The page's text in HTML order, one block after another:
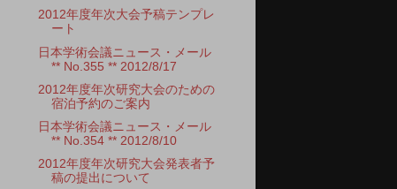
2012年度年次大会予稿テンプレ
ート
日本学術会議ニュース・メール
** No.355 ** 2012/8/17
2012年度年次研究大会のための
宿泊予約のご案内
日本学術会議ニュース・メール
** No.354 ** 2012/8/10
2012年度年次研究大会発表者予
稿の提出について